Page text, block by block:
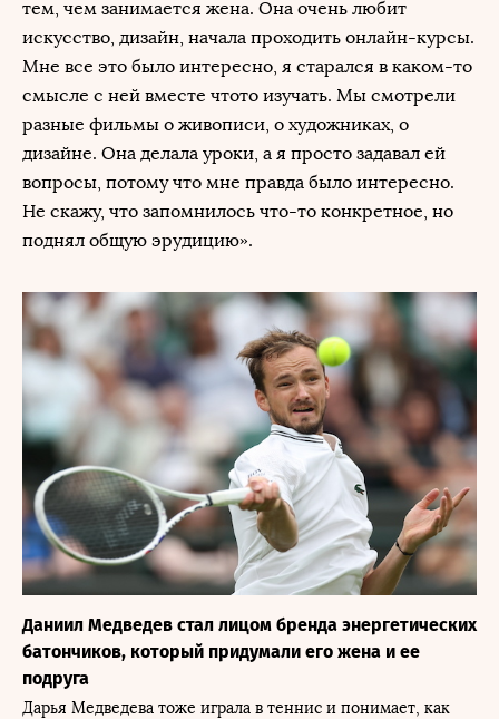
тем, чем занимается жена. Она очень любит
искусство, дизайн, начала проходить онлайн-курсы.
Мне все это было интересно, я старался в каком-то
смысле с ней вместе чтото изучать. Мы смотрели
разные фильмы о живописи, о художниках, о
дизайне. Она делала уроки, а я просто задавал ей
вопросы, потому что мне правда было интересно.
Не скажу, что запомнилось что-то конкретное, но
поднял общую эрудицию».
Даниил Медведев стал лицом бренда энергетических
батончиков, который придумали его жена и ее
подруга
Дарья Медведева тоже играла в теннис и понимает, как